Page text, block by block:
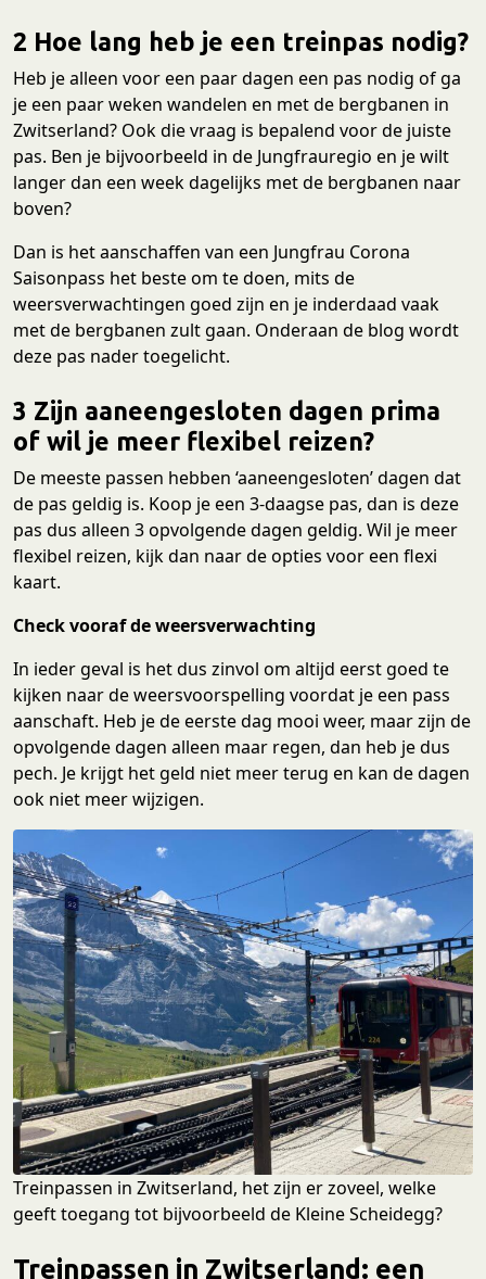
2 Hoe lang heb je een treinpas nodig?
Heb je alleen voor een paar dagen een pas nodig of ga
je een paar weken wandelen en met de bergbanen in
Zwitserland? Ook die vraag is bepalend voor de juiste
pas. Ben je bijvoorbeeld in de Jungfrauregio en je wilt
langer dan een week dagelijks met de bergbanen naar
boven?
Dan is het aanschaffen van een Jungfrau Corona
Saisonpass het beste om te doen, mits de
weersverwachtingen goed zijn en je inderdaad vaak
met de bergbanen zult gaan. Onderaan de blog wordt
deze pas nader toegelicht.
3 Zijn aaneengesloten dagen prima
of wil je meer flexibel reizen?
De meeste passen hebben ‘aaneengesloten’ dagen dat
de pas geldig is. Koop je een 3-daagse pas, dan is deze
pas dus alleen 3 opvolgende dagen geldig. Wil je meer
flexibel reizen, kijk dan naar de opties voor een flexi
kaart.
Check vooraf de weersverwachting
In ieder geval is het dus zinvol om altijd eerst goed te
kijken naar de weersvoorspelling voordat je een pass
aanschaft. Heb je de eerste dag mooi weer, maar zijn de
opvolgende dagen alleen maar regen, dan heb je dus
pech. Je krijgt het geld niet meer terug en kan de dagen
ook niet meer wijzigen.
Treinpassen in Zwitserland, het zijn er zoveel, welke
geeft toegang tot bijvoorbeeld de Kleine Scheidegg?
Treinpassen in Zwitserland: een